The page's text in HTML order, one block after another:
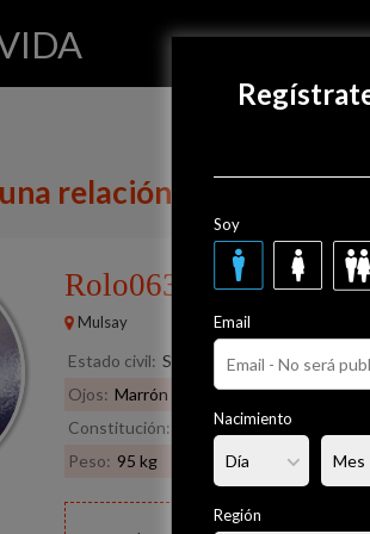
relación con Rolo0633?
Rolo0633
44 años
Mulsay
Estado civil: Soltero
Ojos: Marrón
Constitución:
Deportista
Peso: 95 kg
Soy
Email
Nacimiento
Región